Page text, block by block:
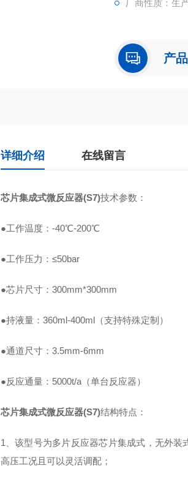
厂商性质：生
产
详细介绍 在线留言
芯片集成式微反应器(S7)技术参数：
●工作温度：-40℃-200℃
●工作压力：≤50bar
●芯片尺寸：300mm*300mm
●持液量：360ml-400ml（支持特殊定制）
●通道尺寸：3.5mm-6mm
●反应通量：5000t/a（单台反应器）
芯片集成式微反应器(S7)结构特点：
1、该型号为多片反应器芯片集成式，无外装
高压工况且可以灵活调配；